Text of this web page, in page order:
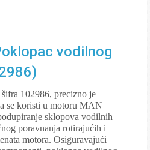
vodilnog
102986, precizno je
se koristi u motoru MAN
sklopova vodilnih
poravnanja rotirajućih i
motora. Osiguravajući